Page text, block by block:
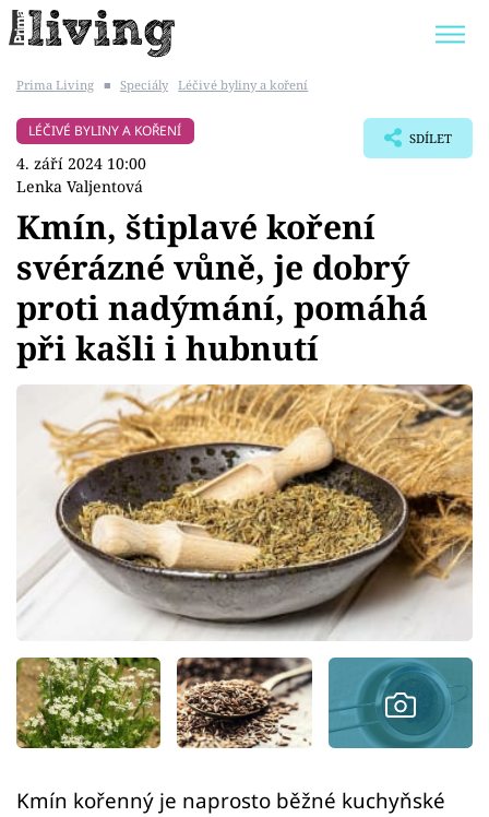
BYDLENÍ SLAVNÝCH
ZAHRADA
Témata
Bydlení
Zahrada
Design
Sledujte prima+
Přihlášení
Sledujte nás
Prima Living ■ Speciály Léčivé byliny a koření
LÉČIVÉ BYLINY A KOŘENÍ
4. září 2024 10:00
Lenka Valjentová
SDÍLET
Kmín, štiplavé koření
svérázné vůně, je dobrý
proti nadýmání, pomáhá
při kašli i hubnutí
Kmín kořenný je naprosto běžné kuchyňské